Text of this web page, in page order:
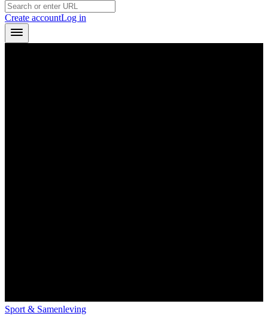
Create accountLog in
Sport & Samenleving